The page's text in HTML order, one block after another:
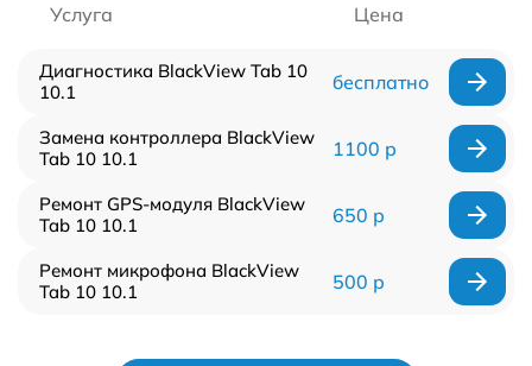
Услуга Цена
Диагностика BlackView Tab 10
10.1
бесплатно
Замена контроллера BlackView
Tab 10 10.1
1100 р
Ремонт GPS-модуля BlackView
Tab 10 10.1
650 р
Ремонт микрофона BlackView
Tab 10 10.1
500 р